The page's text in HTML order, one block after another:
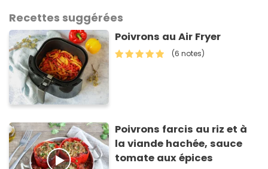
Recettes suggérées
Poivrons au Air Fryer
(6 notes)
Poivrons farcis au riz et à
la viande hachée, sauce
tomate aux épices